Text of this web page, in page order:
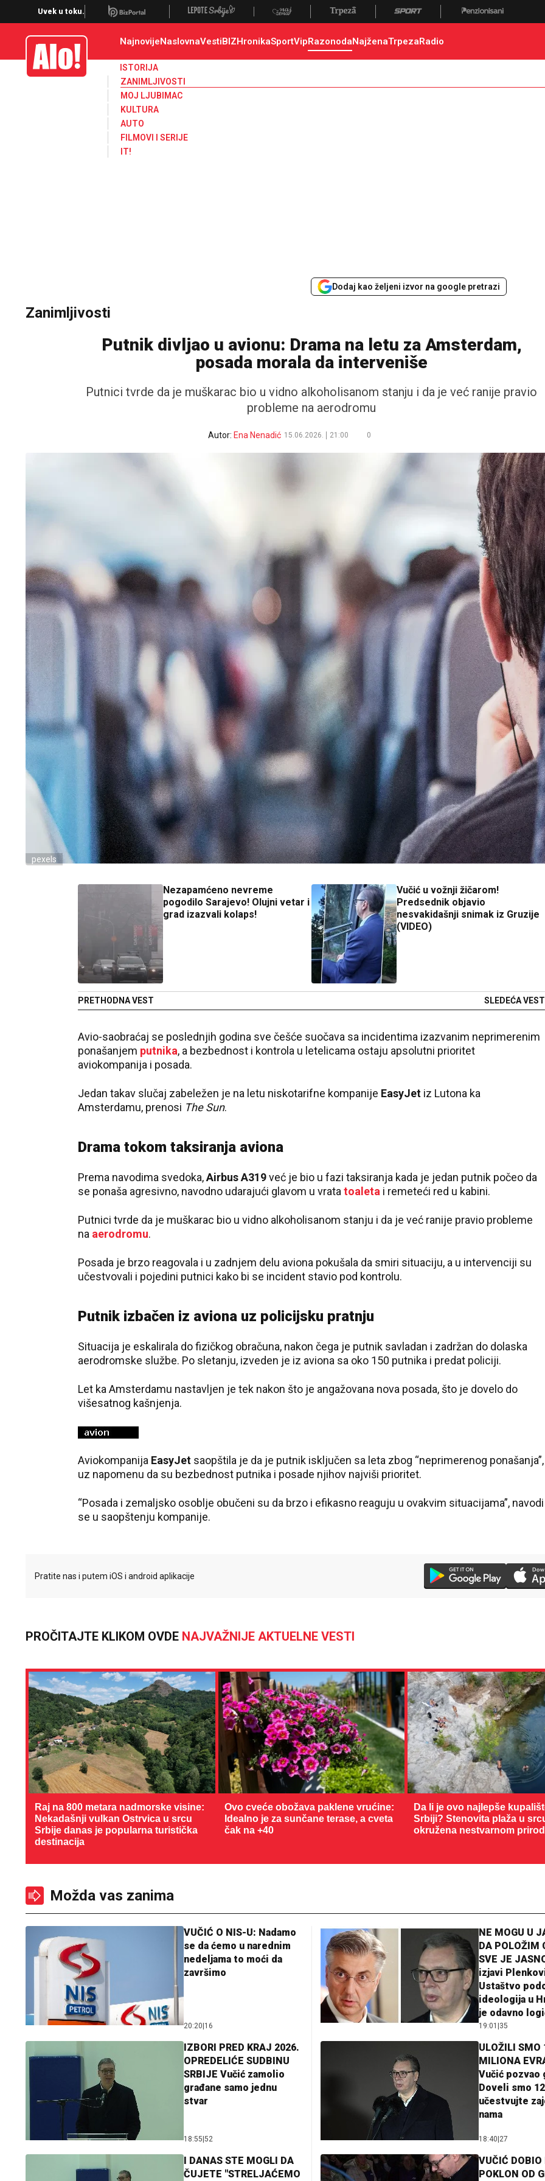
Uvek u toku.
Alo NajnovijeNaslovnaVestiBIZHronikaSportVipRazonodaNajženaTrpezaRadio
ISTORIJA
ZANIMLJIVOSTI
MOJ LJUBIMAC
KULTURA
AUTO
FILMOVI I SERIJE
IT!
Dodaj kao željeni izvor na google pretrazi
Zanimljivosti
Putnik divljao u avionu: Drama na letu za Amsterdam,
posada morala da interveniše
Putnici tvrde da je muškarac bio u vidno alkoholisanom stanju i da je već ranije pravio
probleme na aerodromu
Autor: Ena Nenadić 15.06.2026. 21:00 0
pexels
Nezapamćeno nevreme
pogodilo Sarajevo! Olujni vetar i
grad izazvali kolaps!
PRETHODNA VEST
Vučić u vožnji žičarom!
Predsednik objavio
nesvakidašnji snimak iz Gruzije
(VIDEO)
SLEDEĆA VEST
Avio-saobraćaj se poslednjih godina sve češće suočava sa incidentima izazvanim neprimerenim
ponašanjem putnika, a bezbednost i kontrola u letelicama ostaju apsolutni prioritet
aviokompanija i posada.
Jedan takav slučaj zabeležen je na letu niskotarifne kompanije EasyJet iz Lutona ka
Amsterdamu, prenosi The Sun.
Drama tokom taksiranja aviona
Prema navodima svedoka,Airbus A319već je bio u fazi taksiranja kada je jedan putnik počeo da
se ponaša agresivno, navodno udarajući glavom u vrata toaleta i remeteći red u kabini.
Putnici tvrde da je muškarac bio u vidno alkoholisanom stanju i da je već ranije pravio probleme
na aerodromu.
Posada je brzo reagovala i u zadnjem delu aviona pokušala da smiri situaciju, a u intervenciji su
učestvovali i pojedini putnici kako bi se incident stavio pod kontrolu.
Putnik izbačen iz aviona uz policijsku pratnju
Situacija je eskalirala do fizičkog obračuna, nakon čega je putnik savladan i zadržan do dolaska
aerodromske službe. Po sletanju, izveden je iz aviona sa oko 150 putnika i predat policiji.
Let ka Amsterdamu nastavljen je tek nakon što je angažovana nova posada, što je dovelo do
višesatnog kašnjenja.
Aviokompanija EasyJet saopštila je da je putnik isključen sa leta zbog “neprimerenog ponašanja”,
uz napomenu da su bezbednost putnika i posade njihov najviši prioritet.
“Posada i zemaljsko osoblje obučeni su da brzo i efikasno reaguju u ovakvim situacijama”, navodi
se u saopštenju kompanije.
Pratite nas i putem iOS i android aplikacije
PROČITAJTE KLIKOM OVDE NAJVAŽNIJE AKTUELNE VESTI
Raj na 800 metara nadmorske visine:
Nekadašnji vulkan Ostrvica u srcu
Srbije danas je popularna turistička
destinacija
Ovo cveće obožava paklene vrućine:
Idealno je za sunčane terase, a cveta
čak na +40
Da li je ovo najlepše
Srbiji? Stenovita plaža u
okružena nestvarnom
Možda vas zanima
VUČIĆ O NIS-U: Nadamo
se da ćemo u narednim
nedeljama to moći da
završimo
20:20 16
NE MOGU U
DA POLOŽIM
SVE JE
izjavi
Ustaštvo
ideologija u
je odavno
19:01 35
IZBORI PRED KRAJ 2026.
OPREDELIĆE SUDBINU
SRBIJE Vučić zamolio
građane samo jednu
stvar
18:55 52
ULOŽILI SMO
MILIONA
Vučić pozvao
Doveli smo
učestvujte
nama
18:40 27
I DANAS STE MOGLI DA
ČUJETE "STRELJAĆEMO
VUČIĆ DOBIO
POKLON OD
36 °C